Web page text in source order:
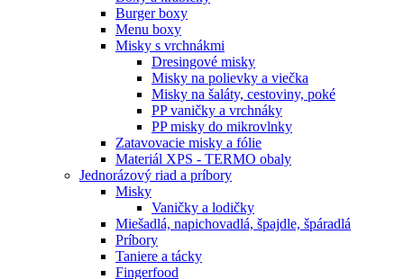
Burger boxy
Menu boxy
Misky s vrchnákmi
Dresingové misky
Misky na polievky a viečka
Misky na šaláty, cestoviny, poké
PP vaničky a vrchnáky
PP misky do mikrovlnky
Zatavovacie misky a fólie
Materiál XPS - TERMO obaly
Jednorázový riad a príbory
Misky
Vaničky a lodičky
Miešadlá, napichovadlá, špajdle, špáradlá
Príbory
Taniere a tácky
Fingerfood